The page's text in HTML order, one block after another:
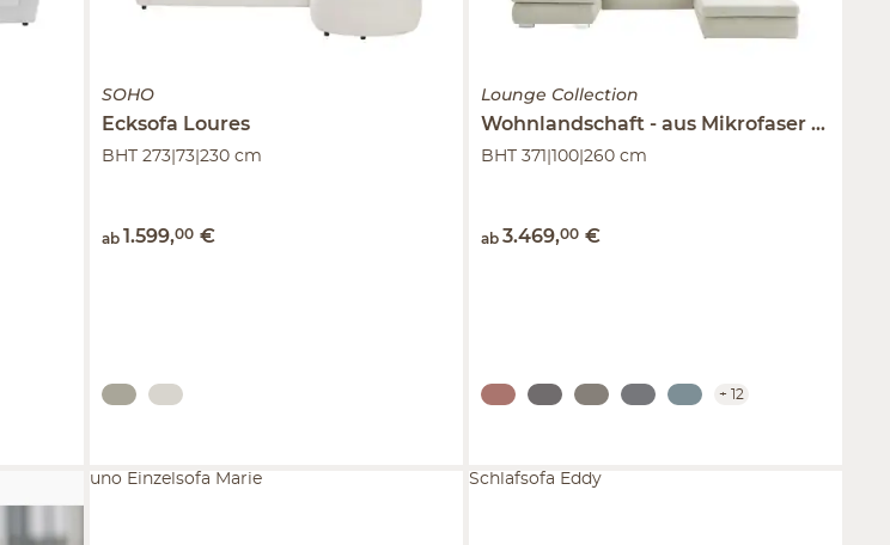
SOHO
Ecksofa Loures
BHT 273|73|230 cm
ab 1.599,00 €
Lounge Collection
Wohnlandschaft aus Mikrofaser Affair
BHT 371|100|260 cm
ab 3.469,00 €
+ 12
uno Einzelsofa Marie Schlafsofa Eddy